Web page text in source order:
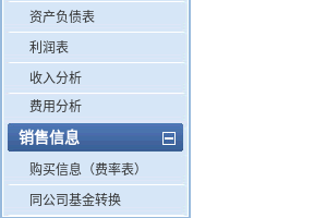
资产负债表
利润表
收入分析
费用分析
销售信息
购买信息（费率表）
同公司基金转换